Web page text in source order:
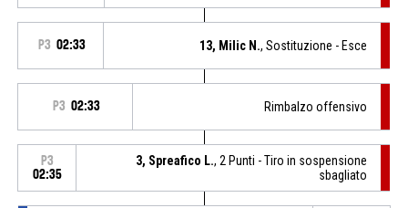
P3 02:33 13, Milic N., Sostituzione - Esce
P3 02:33 Rimbalzo offensivo
P3
02:35
3, Spreafico L., 2 Punti - Tiro in sospensione
sbagliato